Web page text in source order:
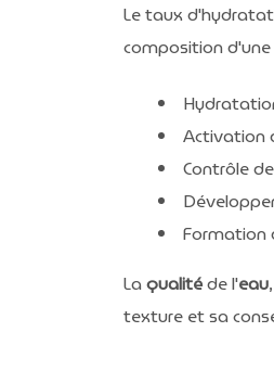
Le taux
composition d'une
Activation
Contrôle
Formation
Laqualitéde l'eau
texture et sa